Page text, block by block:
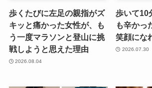
歩くたびに左足の親指がズ
キッと痛かった女性が、も
う一度マラソンと登山に挑
戦しようと思えた理由
2026.08.04
歩いて10
も辛かっ
笑顔にな
2026.07.30